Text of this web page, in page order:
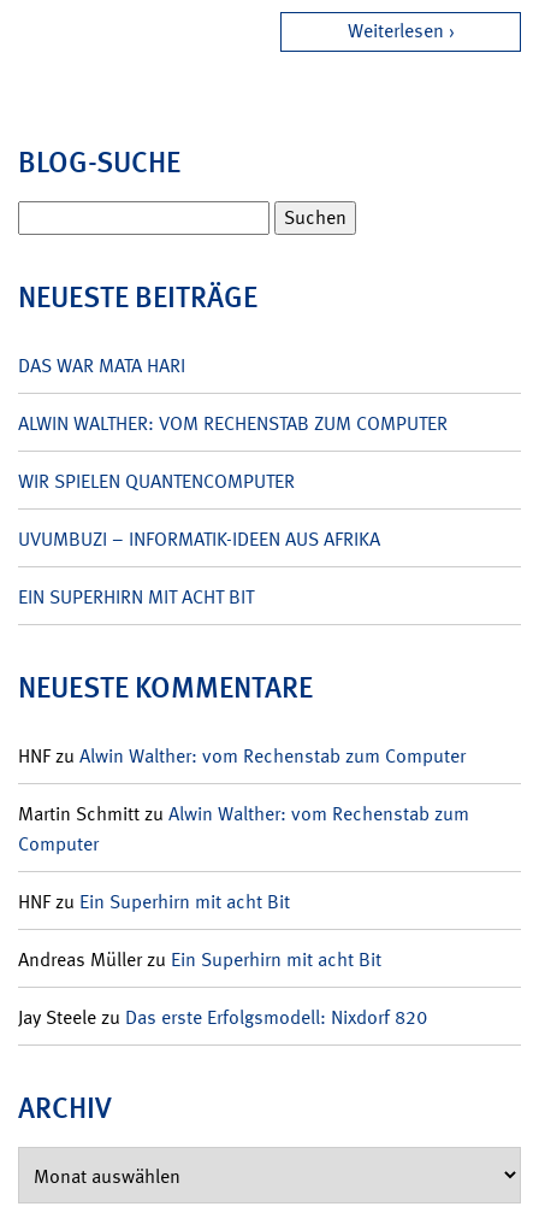
Weiterlesen
BLOG-SUCHE
nach:
NEUESTE BEITRÄGE
DAS WAR MATA HARI
ALWIN WALTHER: VOM RECHENSTAB ZUM COMPUTER
WIR SPIELEN QUANTENCOMPUTER
UVUMBUZI – INFORMATIK-IDEEN AUS AFRIKA
EIN SUPERHIRN MIT ACHT BIT
NEUESTE KOMMENTARE
HNFzu Alwin Walther: vom Rechenstab zum Computer
Martin Schmittzu Alwin Walther: vom Rechenstab zum
Computer
HNFzu Ein Superhirn mit acht Bit
Andreas Müllerzu Ein Superhirn mit acht Bit
Jay Steelezu Das erste Erfolgsmodell: Nixdorf 820
ARCHIV